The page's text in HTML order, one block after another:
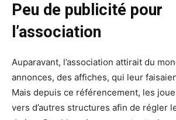
Peu de publicité pour
l’association
Auparavant, l’association attirait du
annonces, des affiches, qui leur
Mais depuis ce référencement, les
vers d’autres structures afin de régler